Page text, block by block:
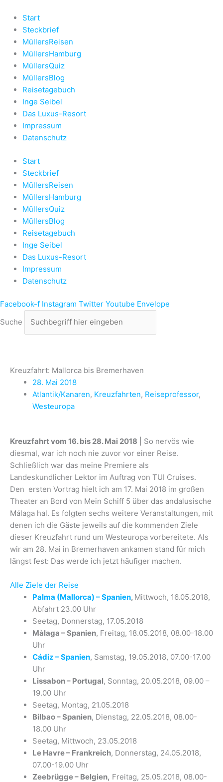
Inhalt
springen
Start
Steckbrief
MüllersReisen
MüllersHamburg
MüllersQuiz
MüllersBlog
Reisetagebuch
Inge Seibel
Das Luxus-Resort
Impressum
Datenschutz
Start
Steckbrief
MüllersReisen
MüllersHamburg
MüllersQuiz
MüllersBlog
Reisetagebuch
Inge Seibel
Das Luxus-Resort
Impressum
Datenschutz
Facebook-f Instagram Twitter Youtube Envelope
Suche
Kreuzfahrt: Mallorca bis Bremerhaven
28. Mai 2018
Atlantik/Kanaren, Kreuzfahrten, Reiseprofessor,
Westeuropa
Kreuzfahrt vom 16. bis 28. Mai 2018 | So nervös wie
diesmal, war ich noch nie zuvor vor einer Reise.
Schließlich war das meine Premiere als
Landeskundlicher Lektor im Auftrag von TUI Cruises.
Den ersten Vortrag hielt ich am 17. Mai 2018 im großen
Theater an Bord von Mein Schiff 5 über das andalusische
Málaga hal. Es folgten sechs weitere Veranstaltungen, mit
denen ich die Gäste jeweils auf die kommenden Ziele
dieser Kreuzfahrt rund um Westeuropa vorbereitete. Als
wir am 28. Mai in Bremerhaven ankamen stand für mich
längst fest: Das werde ich jetzt häufiger machen.
Alle Ziele der Reise
Palma (Mallorca) – Spanien, Mittwoch, 16.05.2018,
Abfahrt 23.00 Uhr
Seetag, Donnerstag, 17.05.2018
Màlaga – Spanien, Freitag, 18.05.2018, 08.00-18.00
Uhr
Cádiz – Spanien, Samstag, 19.05.2018, 07.00-17.00
Uhr
Lissabon – Portugal, Sonntag, 20.05.2018, 09.00 –
19.00 Uhr
Seetag, Montag, 21.05.2018
Bilbao – Spanien, Dienstag, 22.05.2018, 08.00-
18.00 Uhr
Seetag, Mittwoch, 23.05.2018
Le Havre – Frankreich, Donnerstag, 24.05.2018,
07.00-19.00 Uhr
Zeebrügge – Belgien, Freitag, 25.05.2018, 08.00-